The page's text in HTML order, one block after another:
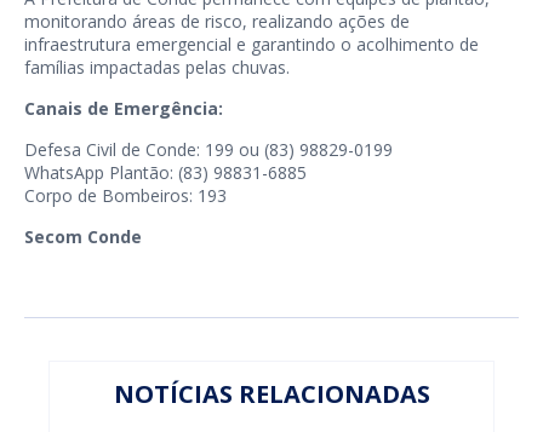
monitorando áreas de risco, realizando ações de
infraestrutura emergencial e garantindo o acolhimento de
famílias impactadas pelas chuvas.
Canais de Emergência:
Defesa Civil de Conde: 199 ou (83) 98829-0199
WhatsApp Plantão: (83) 98831-6885
Corpo de Bombeiros: 193
Secom Conde
NOTÍCIAS RELACIONADAS